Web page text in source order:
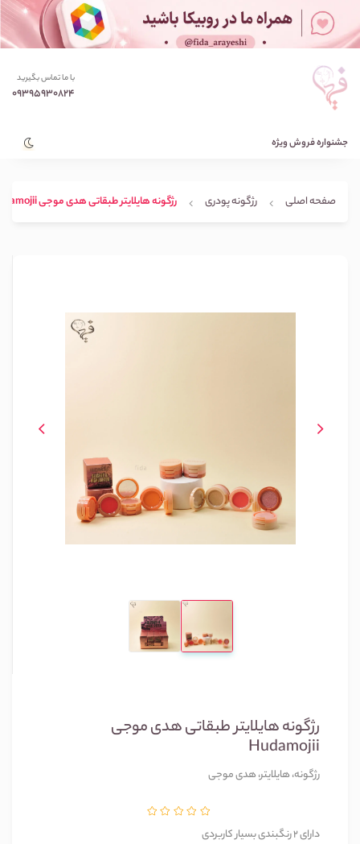
با ما تماس بگیرید
09395930824
جشنواره فروش ویژه
صفحه اصلی رژگونه پودری رژگونه هایلایتر طبقاتی هدی موجی Hudamojii
رژگونه هایلایتر طبقاتی هدی موجی
Hudamojii
رژگونه، هایلایتر، هدی موجی
دارای 2 رنگبندی بسیار کاربردی